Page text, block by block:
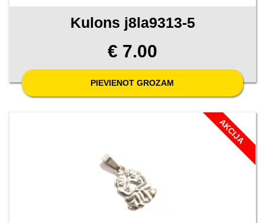
Kulons j8la9313-5
€ 7.00
PIEVIENOT GROZAM
AKCIJA